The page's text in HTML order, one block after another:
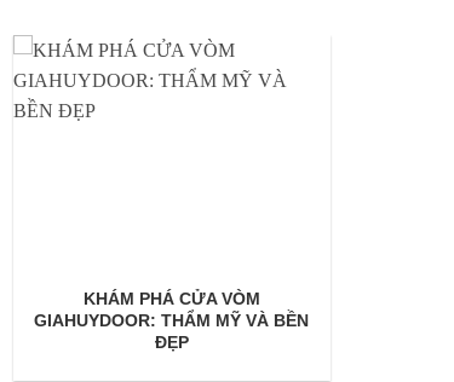
KHÁM PHÁ CỬA VÒM
GIAHUYDOOR: THẨM MỸ VÀ BỀN
ĐẸP